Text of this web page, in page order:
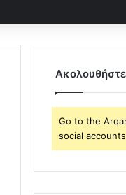
Go to the
social